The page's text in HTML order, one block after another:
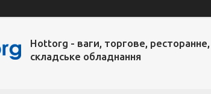
Hottorg - ваги, торгове, ресторанне,
складське обладнання